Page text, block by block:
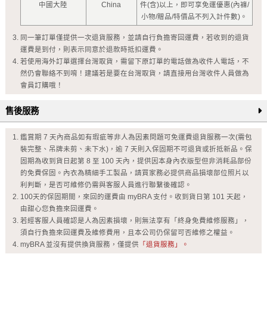
中國大陸 China
件(含)以上，即可享免運優惠(內褲/
小物/贈品/特價品不列入計件數)。
同一筆訂單僅提供一次退貨服務，並請自行負擔寄回運費，若收到的退貨
運費是到付，則表示同意於退款時抵扣運費。
若使用海外訂單選擇台灣取貨，需留下原訂單的電話做為收件人電話，不
然仍會聯絡不到唷！建議若是要在台灣取貨，請直接用台灣收件人員做為
會員訂購哦！
售後服務
鑑賞期 7 天內商品如有瑕疵等非人為因素問題可免運費退貨服務一次(需包
裝完整、吊牌未剪、未下水)，逾 7 天則入保固期不可退貨或折抵新品。保
固期為收到貨日起第 8 至 100 天內，提供因本身內衣版型但非消耗品部份
的免費保固。內衣為精細手工製品，請買家務必提供商品損壞部位照片以
利判斷，是否可維修仍需與客服人員進行聯繫後確認。
100天的保固期間，來回的運費由 myBRA 支付。收到貨日第 101 天起，
由甜心您負擔來回運費。
若經客服人員確認是人為因素損壞，則無法享有「終身免費維修服務」，
須自行負擔來回運費及維修費用，且本公司仍保留可否維修之權益。
myBRA 並沒有提供換貨服務，僅提供 「退貨服務」。